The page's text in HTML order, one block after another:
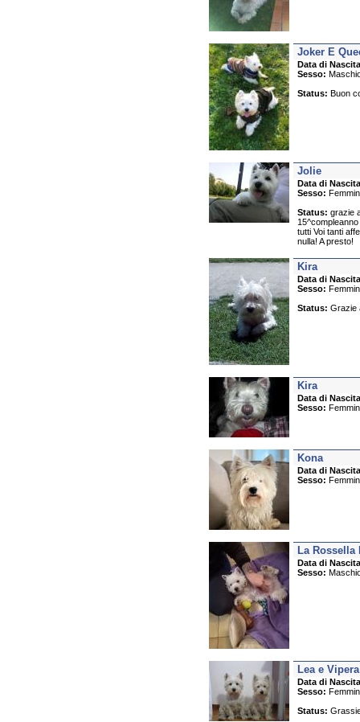
Joker E
Data di
Sesso:
Status: Buon
Jolie
Data di
Sesso:
Status: grazie
tutti Voi tanti
nulla! A presto!
Kira
Data di
Sesso:
Status: Grazie
Kira
Data di
Sesso:
Kona
Data di
Sesso:
La Rossella
Data di
Sesso:
Lea e Vipera
Data di
Sesso:
Status: